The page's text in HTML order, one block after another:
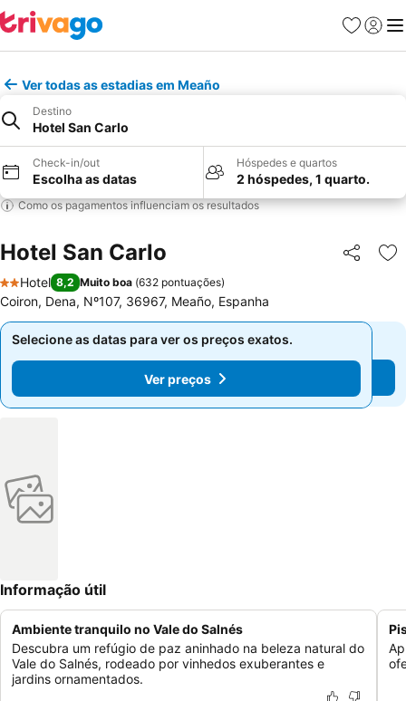
Favoritos
Iniciar
Ver todas as estadias em Meaño
Destino
Hotel San Carlo
Check-in/out
Escolha as datas
Hóspedes e quartos
2 hóspedes, 1 quarto.
Como os pagamentos influenciam os resultados
Hotel San Carlo Partilhar
2 Estrelas
Hotel 8,2 Muito boa (632 pontuações)
Coiron, Dena, Nº107, 36967, Meaño, Espanha
Selecione as datas para ver os preços exatos.
Ver preços
Selecione as datas para ver os preços exatos.
Ver preços
Informação útil
Ambiente tranquilo no Vale do Salnés
Descubra um refúgio de paz aninhado na beleza natural do
Vale do Salnés, rodeado por vinhedos exuberantes e
jardins ornamentados.